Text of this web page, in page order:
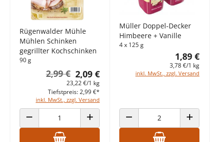
Rügenwalder Mühle
Mühlen Schinken
gegrillter Kochschinken
90 g
2,09 €
2,99 €
23,22 €/1 kg
inkl. MwSt., zzgl. Versand
Tiefstpreis: 2,99 €*
ANZAHL VERRINGERN ANZAHL ERHÖHEN
Müller Doppel-Decker
Himbeere + Vanille
4 x 125 g
1,89 €
3,78 €/1 kg
inkl. MwSt., zzgl. Versand
ANZAHL VERRINGERN ANZAHL